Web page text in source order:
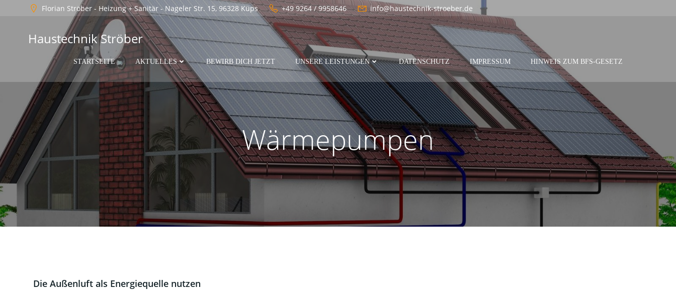
Florian Ströber - Heizung + Sanitär - Nageler Str. 15, 96328 Küps +49 9264 / 9958646 info@haustechnik-stroeber.de
Haustechnik Ströber
STARTSEITE AKTUELLES BEWIRB DICH JETZT UNSERE LEISTUNGEN DATENSCHUTZ IMPRESSUM HINWEIS ZUM BFS-GESETZ
Wärmepumpen
Die Außenluft als Energiequelle nutzen